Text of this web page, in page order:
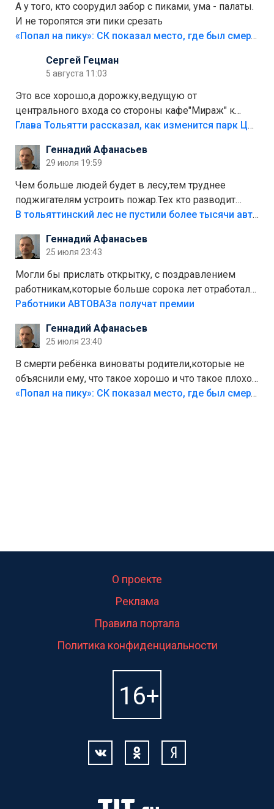
А у того, кто соорудил забор с пиками, ума - палаты.
И не торопятся эти пики срезать
«Попал на пику»: СК показал место, где был смертельно травмирован ребенок в Тольятти
Сергей Гецман
5 августа 11:03
Это все хорошо,а дорожку,ведущую от
центрального входа со стороны кафе"Мираж" к
аттракционам слабо доделать?А то бордюры
лежала в парке и испортилась.Да еще,видимо,часть
украли.
Глава Тольятти рассказал, как изменится парк Центрального района
Геннадий Афанасьев
29 июля 19:59
Чем больше людей будет в лесу,тем труднее
поджигателям устроить пожар.Тех кто разводит
костры,тех надо безбожно штрафовать.Камер полно
Штрафы мизерные.
В тольяттинский лес не пустили более тысячи автомобилей
Геннадий Афанасьев
25 июля 23:43
Могли бы прислать открытку, с поздравлением
работникам,которые больше сорока лет отработали
на предприятии.
Работники АВТОВАЗа получат премии
Геннадий Афанасьев
25 июля 23:40
В смерти ребёнка виноваты родители,которые не
объяснили ему, что такое хорошо и что такое плохо!
Лезть через такой забор,верх безумия,есть же
«Попал на пику»: СК показал место, где был смертельно травмирован ребенок в Тольятти
О проекте
Реклама
Правила портала
Политика конфиденциальности